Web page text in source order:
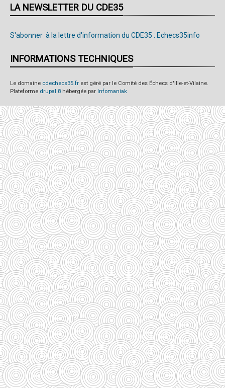
LA NEWSLETTER DU CDE35
S'abonner à la lettre d'information du CDE35 : Echecs35info
INFORMATIONS TECHNIQUES
Le domaine cdechecs35.fr est géré par le Comité des Échecs d'Ille-et-Vilaine.
Plateforme drupal 8 hébergée par Infomaniak